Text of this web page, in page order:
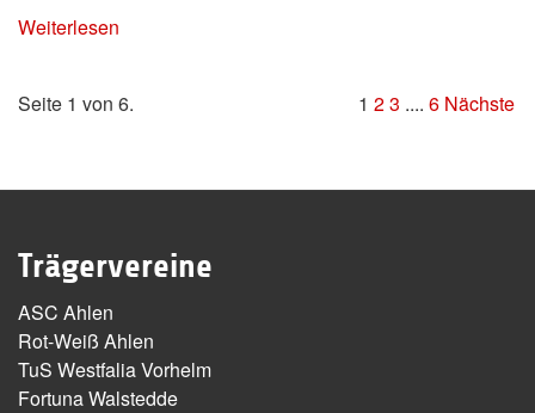
Weiterlesen
Seite 1 von 6. 1 23 .... 6 Nächste
Trägervereine
ASC Ahlen
Rot-Weiß Ahlen
TuS Westfalia Vorhelm
Fortuna Walstedde